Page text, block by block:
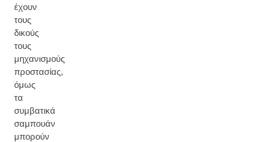
έχουν
τους
δικούς
τους
μηχανισμούς
προστασίας,
όμως
τα
συμβατικά
σαμπουάν
μπορούν